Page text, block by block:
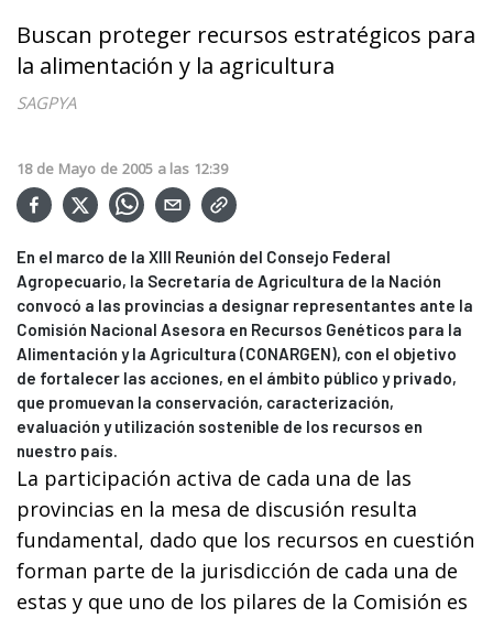
Buscan proteger recursos estratégicos para
la alimentación y la agricultura
SAGPYA
18 de Mayo de 2005 a las 12:39
En el marco de la XIII Reunión del Consejo Federal
Agropecuario, la Secretaría de Agricultura de la Nación
convocó a las provincias a designar representantes ante la
Comisión Nacional Asesora en Recursos Genéticos para la
Alimentación y la Agricultura (CONARGEN), con el objetivo
de fortalecer las acciones, en el ámbito público y privado,
que promuevan la conservación, caracterización,
evaluación y utilización sostenible de los recursos en
nuestro país.
La participación activa de cada una de las
provincias en la mesa de discusión resulta
fundamental, dado que los recursos en cuestión
forman parte de la jurisdicción de cada una de
estas y que uno de los pilares de la Comisión es